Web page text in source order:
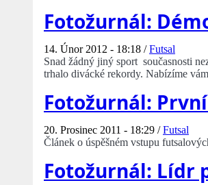
Fotožurnál:
14. Únor 2012 - 18:18 /Futsal
Snad žádný jiný sport současnosti
trhalo divácké rekordy. Nabízíme
Fotožurnál:
20. Prosinec 2011 - 18:29 /Futsal
Článek o úspěšném vstupu
Fotožurnál: Lídr